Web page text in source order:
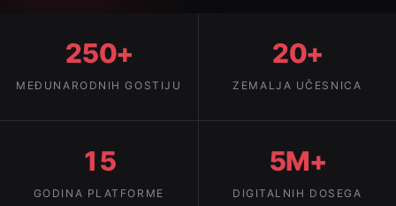
250+
MEĐUNARODNIH GOSTIJU
20+
ZEMALJA UČESNICA
15
GODINA PLATFORME
5M+
DIGITALNIH DOSEGA